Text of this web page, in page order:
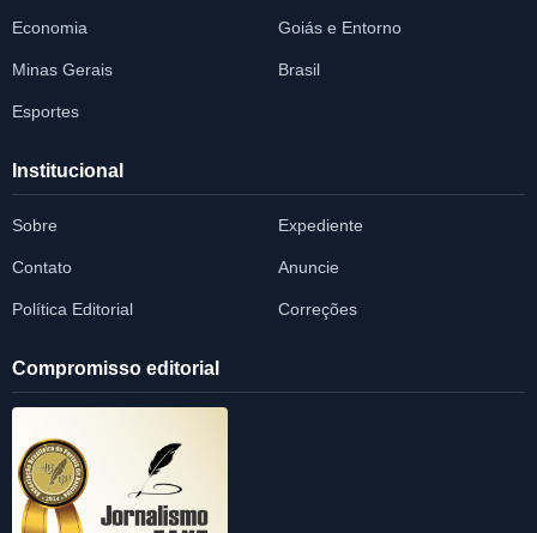
Economia Goiás e Entorno
Minas Gerais Brasil
Esportes
Institucional
Sobre Expediente
Contato Anuncie
Política Editorial Correções
Compromisso editorial